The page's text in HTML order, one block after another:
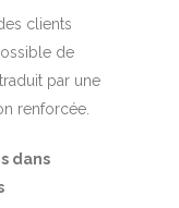
clients
de
par une
renforcée.
dans